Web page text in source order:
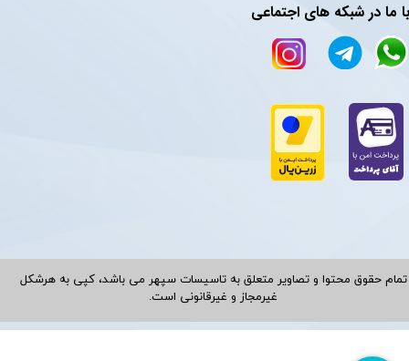
تمام حقوق محتوا و تصاویر متعلق به تاسیسات سپهر می باشد، کپی به هرشکل
غیرمجاز و غیرقانونی است.​​​​​​​
ما در شبکه های اجتماعی